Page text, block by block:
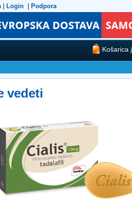
| Login Podpora
Košarica
vedeti